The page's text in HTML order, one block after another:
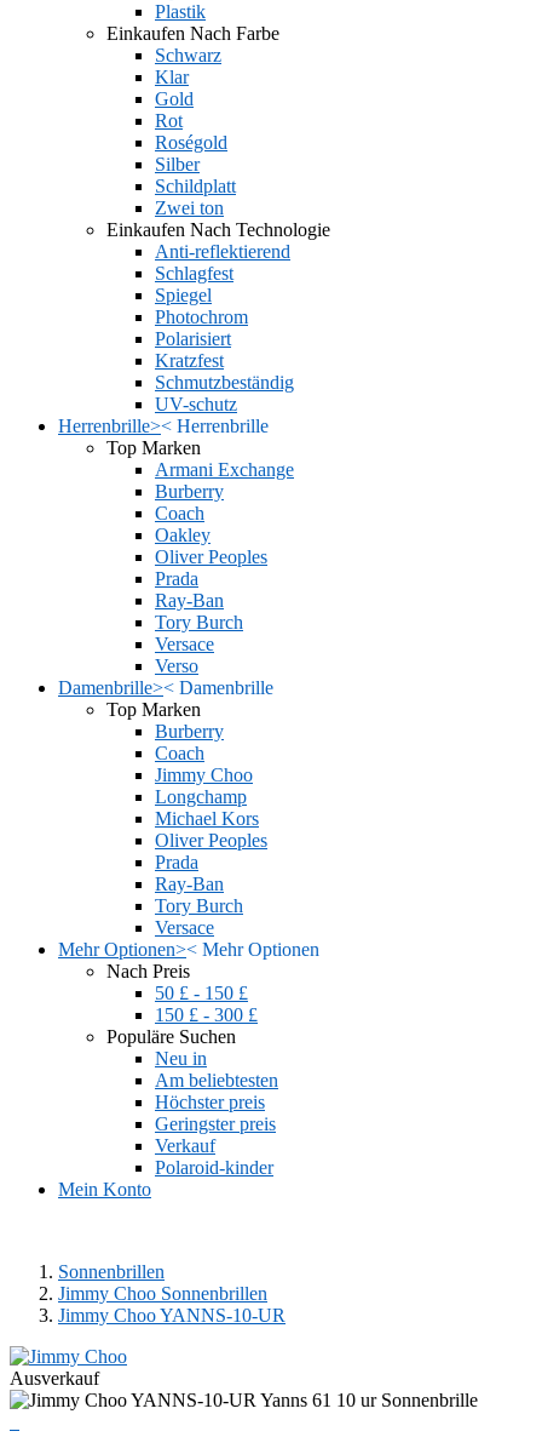
Plastik
Einkaufen Nach Farbe
Schwarz
Klar
Gold
Rot
Roségold
Silber
Schildplatt
Zwei ton
Einkaufen Nach Technologie
Anti-reflektierend
Schlagfest
Spiegel
Photochrom
Polarisiert
Kratzfest
Schmutzbeständig
UV-schutz
Herrenbrille>< Herrenbrille
Top Marken
Armani Exchange
Burberry
Coach
Oakley
Oliver Peoples
Prada
Ray-Ban
Tory Burch
Versace
Verso
Damenbrille>< Damenbrille
Top Marken
Burberry
Coach
Jimmy Choo
Longchamp
Michael Kors
Oliver Peoples
Prada
Ray-Ban
Tory Burch
Versace
Mehr Optionen>< Mehr Optionen
Nach Preis
50 £ - 150 £
150 £ - 300 £
Populäre Suchen
Neu in
Am beliebtesten
Höchster preis
Geringster preis
Verkauf
Polaroid-kinder
Mein Konto
Sonnenbrillen
Jimmy Choo Sonnenbrillen
Jimmy Choo YANNS-10-UR
Ausverkauf